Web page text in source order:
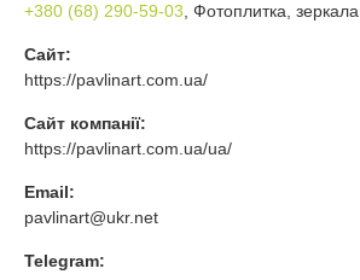
+380 (68) 290-59-03, Фотоплитка, зеркала
Сайт:
https://pavlinart.com.ua/
Сайт компанії:
https://pavlinart.com.ua/ua/
Email:
pavlinart@ukr.net
Telegram: